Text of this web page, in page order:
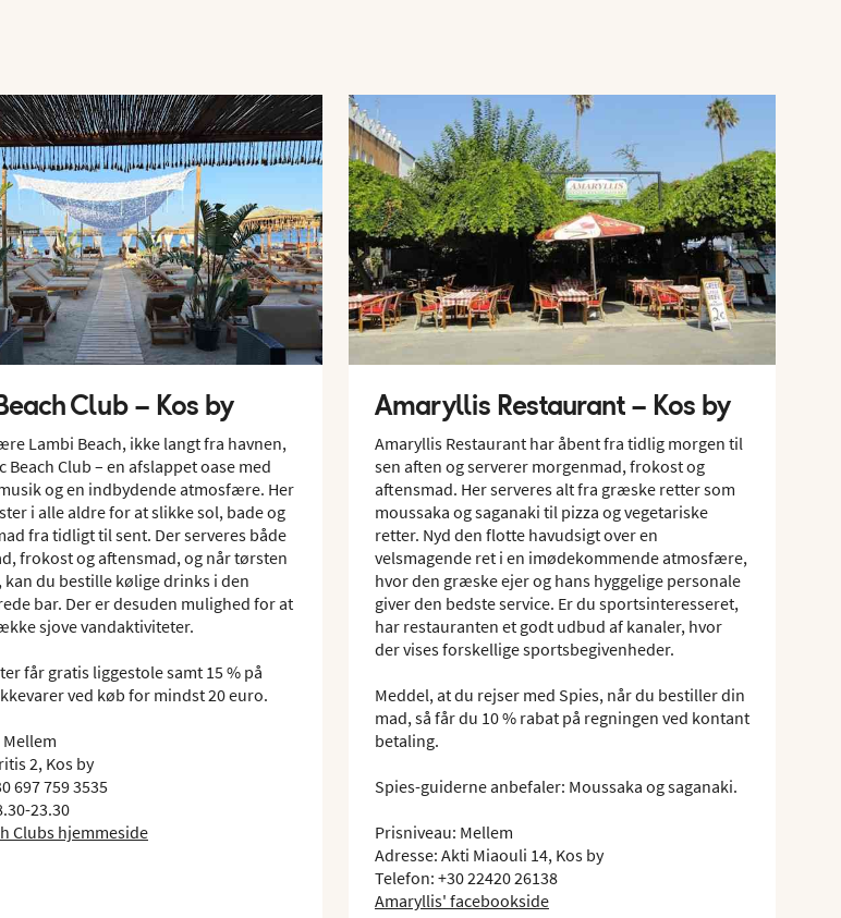
Club – Kos by
Lambi Beach, ikke langt fra havnen,
Beach Club – en afslappet oase med
og en indbydende atmosfære. Her
i alle aldre for at slikke sol, bade og
fra tidligt til sent. Der serveres både
frokost og aftensmad, og når tørsten
kan du bestille kølige drinks i den
bar. Der er desuden mulighed for at
sjove vandaktiviteter.
får gratis liggestole samt 15 % på
ved køb for mindst 20 euro.
2, Kos by
697 759 3535
23.30
Clubs hjemmeside
Amaryllis Restaurant – Kos by
Amaryllis Restaurant har åbent fra tidlig morgen til
sen aften og serverer morgenmad, frokost og
aftensmad. Her serveres alt fra græske retter som
moussaka og saganaki til pizza og vegetariske
retter. Nyd den flotte havudsigt over en
velsmagende ret i en imødekommende atmosfære,
hvor den græske ejer og hans hyggelige personale
giver den bedste service. Er du sportsinteresseret,
har restauranten et godt udbud af kanaler, hvor
der vises forskellige sportsbegivenheder.
Meddel, at du rejser med Spies, når du bestiller din
mad, så får du 10 % rabat på regningen ved kontant
betaling.
Spies-guiderne anbefaler: Moussaka og saganaki.
Prisniveau: Mellem
Adresse: Akti Miaouli 14, Kos by
Telefon: +30 22420 26138
Amaryllis' facebookside